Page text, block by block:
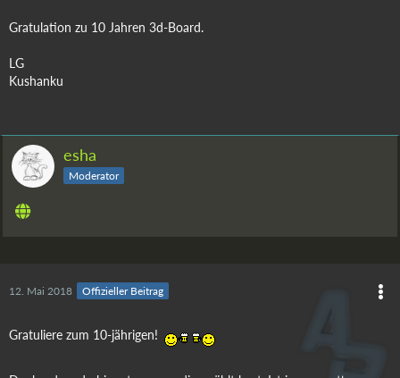
Gratulation zu 10 Jahren 3d-Board.
LG
Kushanku
esha
Moderator
12. Mai 2018 Offizieller Beitrag
Gratuliere zum 10-jährigen!